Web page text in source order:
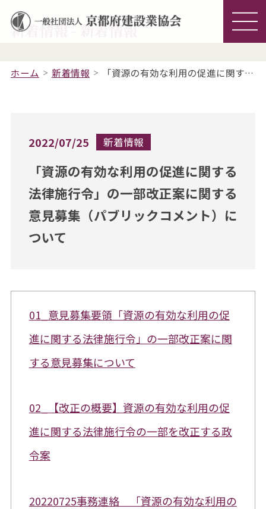
新着情報 - 新着情報
ホーム 新着情報 「資源の有効な利用の促進に関する法律施行令」の一部改正案に関する意見募集（パブリックコメント）について
2022/07/25 新着情報
「資源の有効な利用の促進に関する
法律施行令」の一部改正案に関する
意見募集（パブリックコメント）に
ついて
01_意見募集要領「資源の有効な利用の促
進に関する法律施行令」の一部改正案に関
する意見募集について
02_【改正の概要】資源の有効な利用の促
進に関する法律施行令の一部を改正する政
令案
20220725事務連絡 「資源の有効な利用の